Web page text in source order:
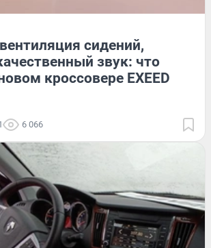
сидений,
звук: что
кроссовере EXEED
6 066